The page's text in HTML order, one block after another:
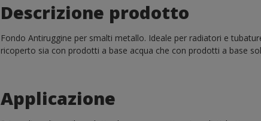
Descrizione prodotto
Fondo Antiruggine per smalti metallo. Ideale per radiatori e
ricoperto sia con prodotti a base acqua che con prodotti a base
Applicazione